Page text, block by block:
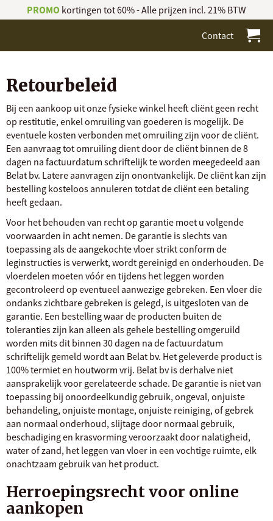
PROMO kortingen tot 60% - Alle prijzen incl. 21% BTW
Contact
Retourbeleid
Bij een aankoop uit onze fysieke winkel heeft cliënt geen recht
op restitutie, enkel omruiling van goederen is mogelijk. De
eventuele kosten verbonden met omruiling zijn voor de cliënt.
Een aanvraag tot omruiling dient door de cliënt binnen de 8
dagen na factuurdatum schriftelijk te worden meegedeeld aan
Belat bv. Latere aanvragen zijn onontvankelijk. De cliënt kan zijn
bestelling kosteloos annuleren totdat de cliënt een betaling
heeft gedaan.
Voor het behouden van recht op garantie moet u volgende
voorwaarden in acht nemen. De garantie is slechts van
toepassing als de aangekochte vloer strikt conform de
leginstructies is verwerkt, wordt gereinigd en onderhouden. De
vloerdelen moeten vóór en tijdens het leggen worden
gecontroleerd op eventueel aanwezige gebreken. Een vloer die
ondanks zichtbare gebreken is gelegd, is uitgesloten van de
garantie. Een bestelling waar de producten buiten de
toleranties zijn kan alleen als gehele bestelling omgeruild
worden mits dit binnen 30 dagen na de factuurdatum
schriftelijk gemeld wordt aan Belat bv. Het geleverde product is
100% termiet en houtworm vrij. Belat bv is derhalve niet
aansprakelijk voor gerelateerde schade. De garantie is niet van
toepassing bij onoordeelkundig gebruik, ongeval, onjuiste
behandeling, onjuiste montage, onjuiste reiniging, of gebrek
aan normaal onderhoud, slijtage door normaal gebruik,
beschadiging en krasvorming veroorzaakt door nalatigheid,
water of zand, het leggen van vloer in een vochtige ruimte, elk
onachtzaam gebruik van het product.
Herroepingsrecht voor online
aankopen